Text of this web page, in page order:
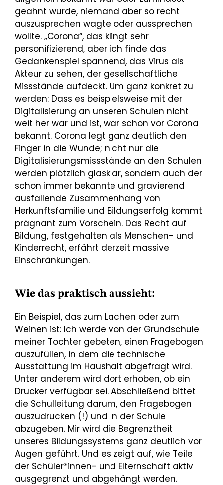
geahnt wurde, niemand aber so recht
auszusprechen wagte oder aussprechen
wollte. „Corona“, das klingt sehr
personifizierend, aber ich finde das
Gedankenspiel spannend, das Virus als
Akteur zu sehen, der gesellschaftliche
Missstände aufdeckt. Um ganz konkret zu
werden: Dass es beispielsweise mit der
Digitalisierung an unseren Schulen nicht
weit her war und ist, war schon vor Corona
bekannt. Corona legt ganz deutlich den
Finger in die Wunde; nicht nur die
Digitalisierungsmissstände an den Schulen
werden plötzlich glasklar, sondern auch der
schon immer bekannte und gravierend
ausfallende Zusammenhang von
Herkunftsfamilie und Bildungserfolg kommt
prägnant zum Vorschein. Das Recht auf
Bildung, festgehalten als Menschen- und
Kinderrecht, erfährt derzeit massive
Einschränkungen.
Wie das praktisch aussieht:
Ein Beispiel, das zum Lachen oder zum
Weinen ist: Ich werde von der Grundschule
meiner Tochter gebeten, einen Fragebogen
auszufüllen, in dem die technische
Ausstattung im Haushalt abgefragt wird.
Unter anderem wird dort erhoben, ob ein
Drucker verfügbar sei. Abschließend bittet
die Schulleitung darum, den Fragebogen
auszudrucken (!) und in der Schule
abzugeben. Mir wird die Begrenztheit
unseres Bildungssystems ganz deutlich vor
Augen geführt. Und es zeigt auf, wie Teile
der Schüler*innen- und Elternschaft aktiv
ausgegrenzt und abgehängt werden.